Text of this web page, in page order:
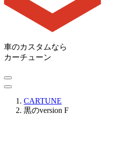
車のカスタムなら
カーチューン
CARTUNE
黒のversion F